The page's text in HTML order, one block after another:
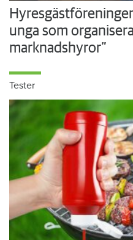
unga som
marknadshyror”
Tester